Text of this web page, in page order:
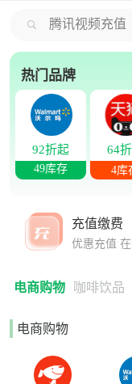
腾讯视频充值
热门品牌
92折起
49库存
64
4库
充值缴费
优惠充值
电商购物 咖啡饮品
电商购物